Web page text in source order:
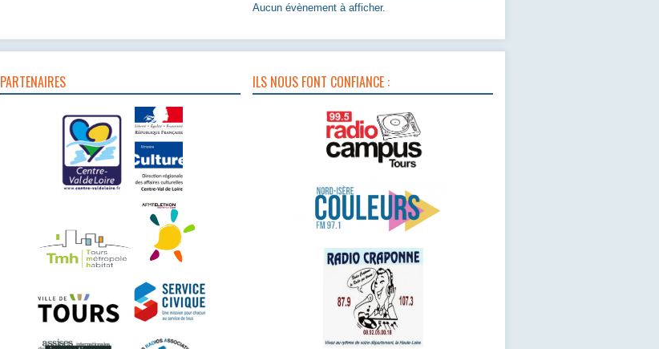
Aucun évènement à afficher.
PARTENAIRES ILS NOUS FONT CONFIANCE :